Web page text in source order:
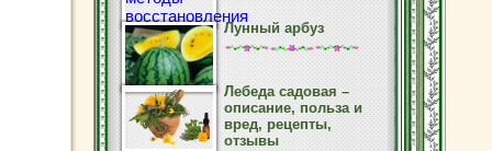
Лунный арбуз
Лебеда садовая –
описание, польза и
вред, рецепты,
отзывы